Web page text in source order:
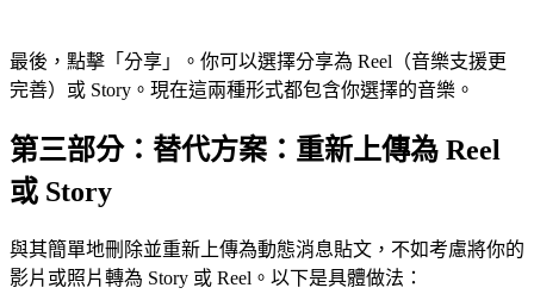
最後，點擊「分享」。你可以選擇分享為 Reel（音樂支援更
完善）或 Story。現在這兩種形式都包含你選擇的音樂。
第三部分：替代方案：重新上傳為 Reel
或 Story
與其簡單地刪除並重新上傳為動態消息貼文，不如考慮將你的
影片或照片轉為 Story 或 Reel。以下是具體做法：